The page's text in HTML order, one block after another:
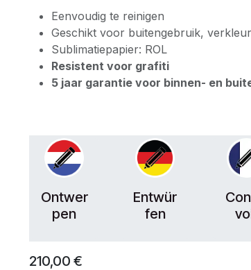
Eenvoudig te reinigen
Geschikt voor buitengebruik,
Sublimatiepapier: ROL
Resistent voor grafiti
5 jaar garantie voor binnen- en
Ontwer
pen
Entwür
fen
210,00 €